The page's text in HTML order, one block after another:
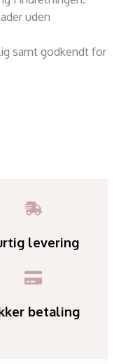
uden
samt godkendt for
levering
betaling